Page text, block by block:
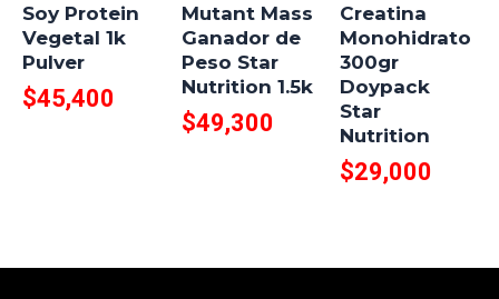
Soy Protein
Vegetal 1k
Pulver
$45,400
Mutant Mass
Ganador de
Peso Star
Nutrition 1.5k
$49,300
Creatina
Monohidrato
300gr
Doypack
Star
Nutrition
$29,000